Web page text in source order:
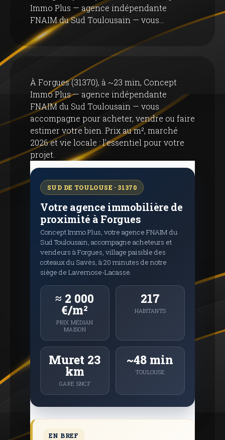
Immo Plus — agence indépendante
FNAIM du Sud Toulousain — vous...
À Forgues (31370), à ~23 min, Concept
Immo Plus — agence indépendante
FNAIM du Sud Toulousain — vous
accompagne pour acheter, vendre ou faire
estimer votre bien. Prix ​​au m², marché
2026 et vie locale : l'essentiel pour votre
projet.
SUD DE TOULOUSE · 31370
Votre agence immobilière de
proximité à Forgues
Concept Immo Plus, votre agence FNAIM du
Sud Toulousain, accompagne acheteurs et
vendeurs à Forgues, village paisible des
coteaux du Savès, à 20 minutes de notre
siège de Lavernose-Lacasse.
≈ 2 000
€/m²
PRIX ​​MÉDIAN
MAISON
217
HABITANTS
Muret 23
km
GARE SNCF
~48 min
TOULOUSE
EN BREF